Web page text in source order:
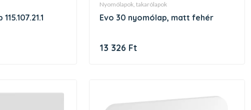
nyomólapok, takarólapok
evo 30 nyomólap, matt fehér
13 326 Ft